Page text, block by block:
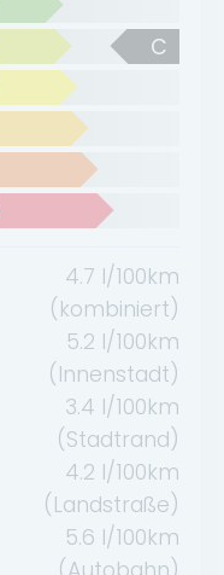
C
4.7 l/100km
(kombiniert)
5.2 l/100km
(Innenstadt)
3.4 l/100km
(Stadtrand)
4.2 l/100km
(Landstraße)
5.6 l/100km